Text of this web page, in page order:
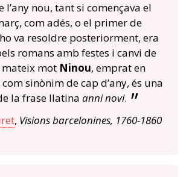
l’any nou, tant si començava el
com adés, o el primer de
va resoldre posteriorment, era
romans amb festes i canvi de
mateix mot Ninou, emprat en
sinònim de cap d’any, és una
la frase llatina anni novi.
, Visions barcelonines, 1760-1860